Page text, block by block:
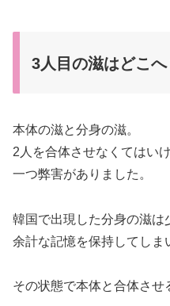
3人目の滋はどこへ
本体の滋と分身の滋。
2人を合体させなくてはい
一つ弊害がありました。
韓国で出現した分身の滋は
余計な記憶を保持してしま
その状態で本体と合体させ